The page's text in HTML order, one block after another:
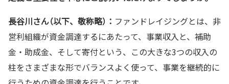
長谷川さん（以下、敬称略）： ファンドレイジングとは、非
営利組織が資金調達するにあたって、事業収入と、補助
金・助成金、そして寄付という、この大きな3つの収入の
柱をさまざまな形でバランスよく使って、事業を継続的に